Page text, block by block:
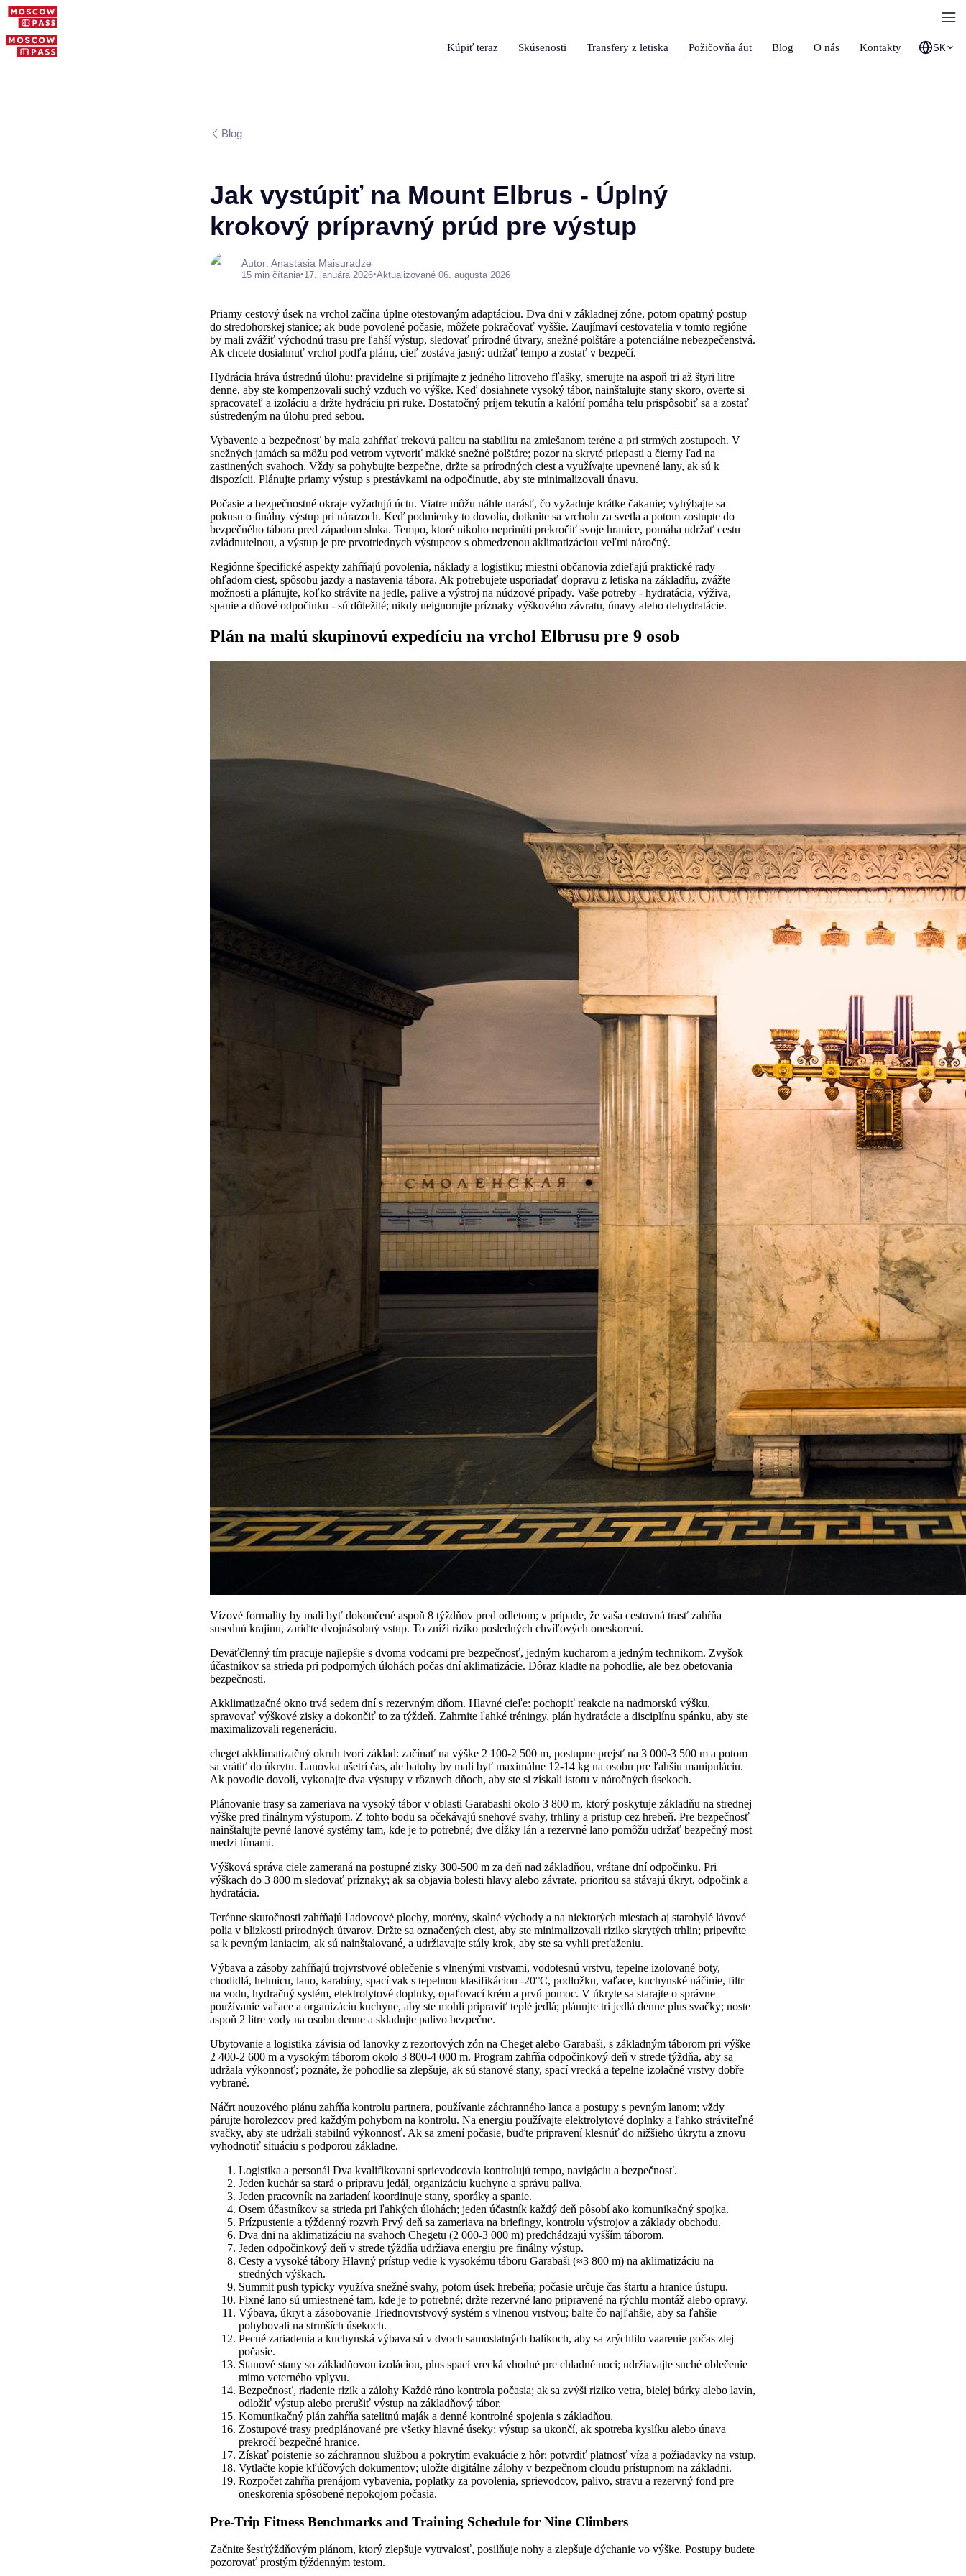
Kúpiť teraz Skúsenosti Transfery z letiska Požičovňa áut Blog O nás Kontakty SK
Blog
Jak vystúpiť na Mount Elbrus - Úplný
krokový prípravný prúd pre výstup
Autor: Anastasia Maisuradze
15 min čítania•17. januára 2026•Aktualizované 06. augusta 2026
Priamy cestový úsek na vrchol začína úplne otestovaným adaptáciou. Dva dni v základnej zóne, potom opatrný postup
do stredohorskej stanice; ak bude povolené počasie, môžete pokračovať vyššie. Zaujímaví cestovatelia v tomto regióne
by mali zvážiť východnú trasu pre ľahší výstup, sledovať prírodné útvary, snežné polštáre a potenciálne nebezpečenstvá.
Ak chcete dosiahnuť vrchol podľa plánu, cieľ zostáva jasný: udržať tempo a zostať v bezpečí.
Hydrácia hráva ústrednú úlohu: pravidelne si prijímajte z jedného litroveho fľašky, smerujte na aspoň tri až štyri litre
denne, aby ste kompenzovali suchý vzduch vo výške. Keď dosiahnete vysoký tábor, nainštalujte stany skoro, overte si
spracovateľ a izoláciu a držte hydráciu pri ruke. Dostatočný príjem tekutín a kalórií pomáha telu prispôsobiť sa a zostať
sústredeným na úlohu pred sebou.
Vybavenie a bezpečnosť by mala zahŕňať trekovú palicu na stabilitu na zmiešanom teréne a pri strmých zostupoch. V
snežných jamách sa môžu pod vetrom vytvoriť mäkké snežné polštáre; pozor na skryté priepasti a čierny ľad na
zastinených svahoch. Vždy sa pohybujte bezpečne, držte sa prírodných ciest a využívajte upevnené lany, ak sú k
dispozícii. Plánujte priamy výstup s prestávkami na odpočinutie, aby ste minimalizovali únavu.
Počasie a bezpečnostné okraje vyžadujú úctu. Viatre môžu náhle narásť, čo vyžaduje krátke čakanie; vyhýbajte sa
pokusu o finálny výstup pri nárazoch. Keď podmienky to dovolia, dotknite sa vrcholu za svetla a potom zostupte do
bezpečného tábora pred západom slnka. Tempo, ktoré nikoho neprinúti prekročiť svoje hranice, pomáha udržať cestu
zvládnutelnou, a výstup je pre prvotriednych výstupcov s obmedzenou aklimatizáciou veľmi náročný.
Regiónne špecifické aspekty zahŕňajú povolenia, náklady a logistiku; miestni občanovia zdieľajú praktické rady
ohľadom ciest, spôsobu jazdy a nastavenia tábora. Ak potrebujete usporiadať dopravu z letiska na základňu, zvážte
možnosti a plánujte, koľko strávite na jedle, palive a výstroj na núdzové prípady. Vaše potreby - hydratácia, výživa,
spanie a dňové odpočinku - sú dôležité; nikdy neignorujte príznaky výškového závratu, únavy alebo dehydratácie.
Plán na malú skupinovú expedíciu na vrchol Elbrusu pre 9 osob
Vízové formality by mali byť dokončené aspoň 8 týždňov pred odletom; v prípade, že vaša cestovná trasť zahŕňa
susednú krajinu, zariďte dvojnásobný vstup. To zníži riziko posledných chvíľových oneskorení.
Deväťčlenný tím pracuje najlepšie s dvoma vodcami pre bezpečnosť, jedným kucharom a jedným technikom. Zvyšok
účastníkov sa strieda pri podporných úlohách počas dní aklimatizácie. Dôraz kladte na pohodlie, ale bez obetovania
bezpečnosti.
Akklimatizačné okno trvá sedem dní s rezervným dňom. Hlavné cieľe: pochopiť reakcie na nadmorskú výšku,
spravovať výškové zisky a dokončiť to za týždeň. Zahrnite ľahké tréningy, plán hydratácie a disciplínu spánku, aby ste
maximalizovali regeneráciu.
cheget akklimatizačný okruh tvorí základ: začínať na výške 2 100-2 500 m, postupne prejsť na 3 000-3 500 m a potom
sa vrátiť do úkrytu. Lanovka ušetrí čas, ale batohy by mali byť maximálne 12-14 kg na osobu pre ľahšiu manipuláciu.
Ak povodie dovolí, vykonajte dva výstupy v rôznych dňoch, aby ste si získali istotu v náročných úsekoch.
Plánovanie trasy sa zameriava na vysoký tábor v oblasti Garabashi okolo 3 800 m, ktorý poskytuje základňu na strednej
výške pred finálnym výstupom. Z tohto bodu sa očekávajú snehové svahy, trhliny a pristup cez hrebeň. Pre bezpečnosť
nainštalujte pevné lanové systémy tam, kde je to potrebné; dve dĺžky lán a rezervné lano pomôžu udržať bezpečný most
medzi tímami.
Výšková správa ciele zameraná na postupné zisky 300-500 m za deň nad základňou, vrátane dní odpočinku. Pri
výškach do 3 800 m sledovať príznaky; ak sa objavia bolesti hlavy alebo závrate, prioritou sa stávajú úkryt, odpočink a
hydratácia.
Terénne skutočnosti zahŕňajú ľadovcové plochy, morény, skalné východy a na niektorých miestach aj starobylé lávové
polia v blízkosti prírodných útvarov. Držte sa označených ciest, aby ste minimalizovali riziko skrytých trhlin; pripevňte
sa k pevným laniacim, ak sú nainštalované, a udržiavajte stály krok, aby ste sa vyhli preťaženiu.
Výbava a zásoby zahŕňajú trojvrstvové oblečenie s vlnenými vrstvami, vodotesnú vrstvu, tepelne izolované boty,
chodidlá, helmicu, lano, karabíny, spací vak s tepelnou klasifikáciou -20°C, podložku, vaľace, kuchynské náčinie, filtr
na vodu, hydračný systém, elektrolytové doplnky, opaľovací krém a prvú pomoc. V úkryte sa starajte o správne
používanie vaľace a organizáciu kuchyne, aby ste mohli pripraviť teplé jedlá; plánujte tri jedlá denne plus svačky; noste
aspoň 2 litre vody na osobu denne a skladujte palivo bezpečne.
Ubytovanie a logistika závisia od lanovky z rezortových zón na Cheget alebo Garabaši, s základným táborom pri výške
2 400-2 600 m a vysokým táborom okolo 3 800-4 000 m. Program zahŕňa odpočinkový deň v strede týždňa, aby sa
udržala výkonnosť; poznáte, že pohodlie sa zlepšuje, ak sú stanové stany, spací vrecká a tepelne izolačné vrstvy dobře
vybrané.
Náčrt nouzového plánu zahŕňa kontrolu partnera, používanie záchranného lanca a postupy s pevným lanom; vždy
párujte horolezcov pred každým pohybom na kontrolu. Na energiu používajte elektrolytové doplnky a ľahko stráviteľné
svačky, aby ste udržali stabilnú výkonnosť. Ak sa zmení počasie, buďte pripravení klesnúť do nižšieho úkrytu a znovu
vyhodnotiť situáciu s podporou základne.
Logistika a personál Dva kvalifikovaní sprievodcovia kontrolujú tempo, navigáciu a bezpečnosť.
Jeden kuchár sa stará o prípravu jedál, organizáciu kuchyne a správu paliva.
Jeden pracovník na zariadení koordinuje stany, sporáky a spanie.
Osem účastníkov sa strieda pri ľahkých úlohách; jeden účastník každý deň pôsobí ako komunikačný spojka.
Prízpustenie a týždenný rozvrh Prvý deň sa zameriava na briefingy, kontrolu výstrojov a základy obchodu.
Dva dni na aklimatizáciu na svahoch Chegetu (2 000-3 000 m) predchádzajú vyšším táborom.
Jeden odpočinkový deň v strede týždňa udržiava energiu pre finálny výstup.
Cesty a vysoké tábory Hlavný prístup vedie k vysokému táboru Garabaši (≈3 800 m) na aklimatizáciu na
stredných výškach.
Summit push typicky využíva snežné svahy, potom úsek hrebeňa; počasie určuje čas štartu a hranice ústupu.
Fixné lano sú umiestnené tam, kde je to potrebné; držte rezervné lano pripravené na rýchlu montáž alebo opravy.
Výbava, úkryt a zásobovanie Triednovrstvový systém s vlnenou vrstvou; balte čo najľahšie, aby sa ľahšie
pohybovali na strmších úsekoch.
Pecné zariadenia a kuchynská výbava sú v dvoch samostatných balíkoch, aby sa zrýchlilo vaarenie počas zlej
počasie.
Stanové stany so základňovou izoláciou, plus spací vrecká vhodné pre chladné noci; udržiavajte suché oblečenie
mimo veterného vplyvu.
Bezpečnosť, riadenie rizík a zálohy Každé ráno kontrola počasia; ak sa zvýši riziko vetra, bielej búrky alebo lavín,
odložiť výstup alebo prerušiť výstup na základňový tábor.
Komunikačný plán zahŕňa satelitnú maják a denné kontrolné spojenia s základňou.
Zostupové trasy predplánované pre všetky hlavné úseky; výstup sa ukončí, ak spotreba kyslíku alebo únava
prekročí bezpečné hranice.
Získať poistenie so záchrannou službou a pokrytím evakuácie z hôr; potvrdiť platnosť víza a požiadavky na vstup.
Vytlačte kopie kľúčových dokumentov; uložte digitálne zálohy v bezpečnom cloudu prístupnom na základni.
Rozpočet zahŕňa prenájom vybavenia, poplatky za povolenia, sprievodcov, palivo, stravu a rezervný fond pre
oneskorenia spôsobené nepokojom počasia.
Pre-Trip Fitness Benchmarks and Training Schedule for Nine Climbers
Začnite šesťtýždňovým plánom, ktorý zlepšuje vytrvalosť, posilňuje nohy a zlepšuje dýchanie vo výške. Postupy budete
pozorovať prostým týždenným testom.